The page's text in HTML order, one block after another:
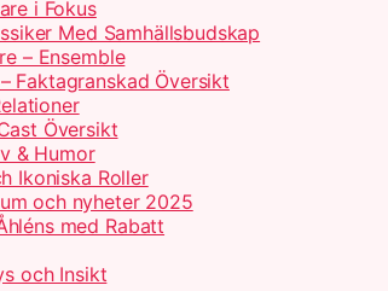
i Fokus
Med Samhällsbudskap
– Ensemble
Faktagranskad Översikt
Översikt
& Humor
Ikoniska Roller
och nyheter 2025
med Rabatt
och Insikt